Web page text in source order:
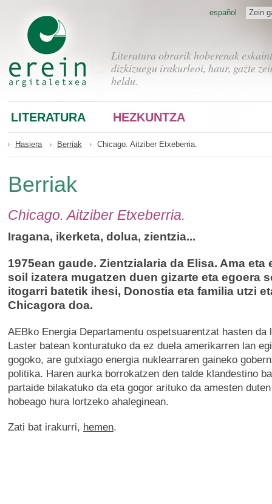
Literatura obrarik hoberenak
dizkizuegu irakurleoi, haur, gazte
heldu.
Zein
español
LITERATURA HEZKUNTZA
Hasiera Berriak Chicago. Aitziber Etxeberria.
Berriak
Chicago. Aitziber Etxeberria.
Iragana, ikerketa, dolua, zientzia...
1975ean gaude. Zientzialaria da Elisa. Ama eta
soil izatera mugatzen duen gizarte eta egoera
itogarri batetik ihesi, Donostia eta familia utzi
Chicagora doa.
AEBko Energia Departamentu ospetsuarentzat hasten da
Laster batean konturatuko da ez duela amerikarren lan
gogoko, are gutxiago energia nuklearraren gaineko
politika. Haren aurka borrokatzen den talde klandestino
partaide bilakatuko da eta gogor arituko da amesten
hobeago hura lortzeko ahaleginean.
Zati bat irakurri, hemen.